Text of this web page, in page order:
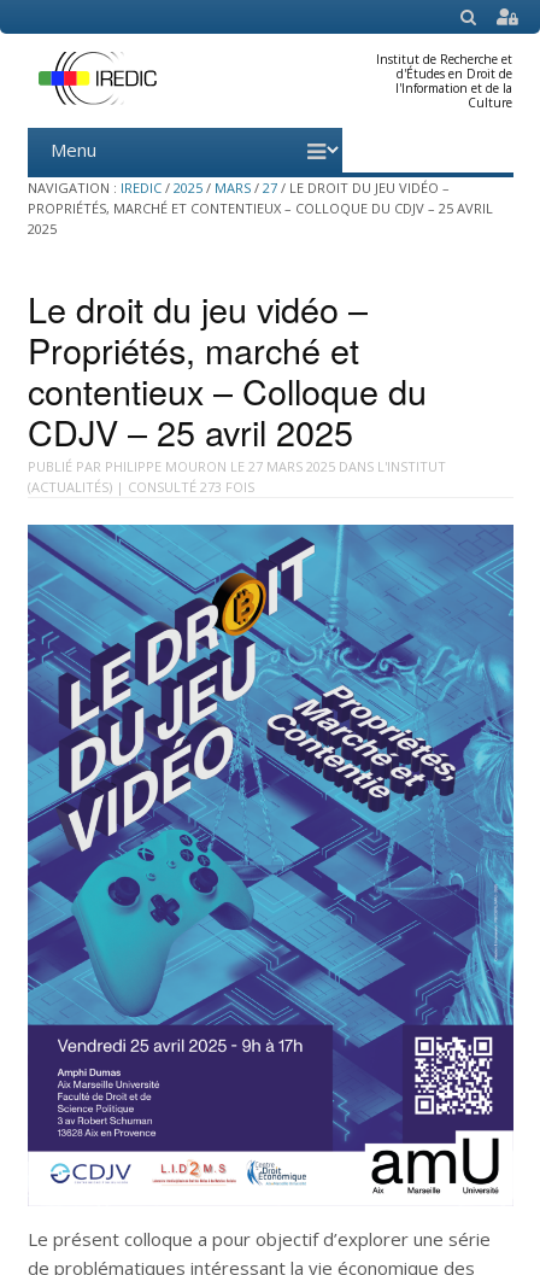
SEARCH
Institut de Recherche et
d'Études en Droit de
l'Information et de la
Culture
Menu
content
NAVIGATION : IREDIC / 2025 / MARS / 27 / LE DROIT DU JEU VIDÉO –
PROPRIÉTÉS, MARCHÉ ET CONTENTIEUX – COLLOQUE DU CDJV – 25 AVRIL
2025
Le droit du jeu vidéo –
Propriétés, marché et
contentieux – Colloque du
CDJV – 25 avril 2025
PUBLIÉ PAR PHILIPPE MOURON LE 27 MARS 2025DANS L'INSTITUT
(ACTUALITÉS)| CONSULTÉ 273 FOIS
Le présent colloque a pour objectif d’explorer une série
de problématiques intéressant la vie économique des